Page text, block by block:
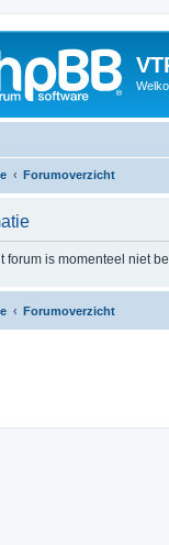
Forumoverzicht
forum is momenteel niet
Forumoverzicht